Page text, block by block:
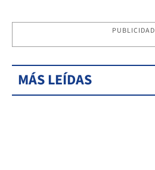
PUBLICIDAD
MÁS LEÍDAS